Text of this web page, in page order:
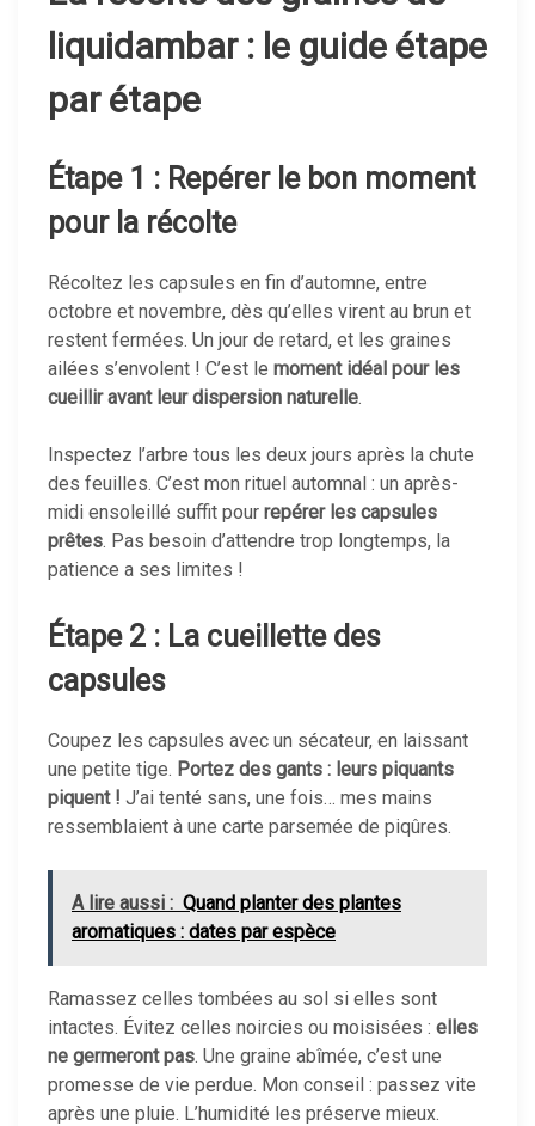
liquidambar : le guide étape
par étape
Étape 1 : Repérer le bon moment
pour la récolte
Récoltez les capsules en fin d’automne, entre
octobre et novembre, dès qu’elles virent au brun et
restent fermées. Un jour de retard, et les graines
ailées s’envolent ! C’est le moment idéal pour les
cueillir avant leur dispersion naturelle.
Inspectez l’arbre tous les deux jours après la chute
des feuilles. C’est mon rituel automnal : un après-
midi ensoleillé suffit pour repérer les capsules
prêtes. Pas besoin d’attendre trop longtemps, la
patience a ses limites !
Étape 2 : La cueillette des
capsules
Coupez les capsules avec un sécateur, en laissant
une petite tige. Portez des gants : leurs piquants
piquent ! J’ai tenté sans, une fois… mes mains
ressemblaient à une carte parsemée de piqûres.
A lire aussi : Quand planter des plantes
aromatiques : dates par espèce
Ramassez celles tombées au sol si elles sont
intactes. Évitez celles noircies ou moisisées : elles
ne germeront pas. Une graine abîmée, c’est une
promesse de vie perdue. Mon conseil : passez vite
après une pluie. L’humidité les préserve mieux.